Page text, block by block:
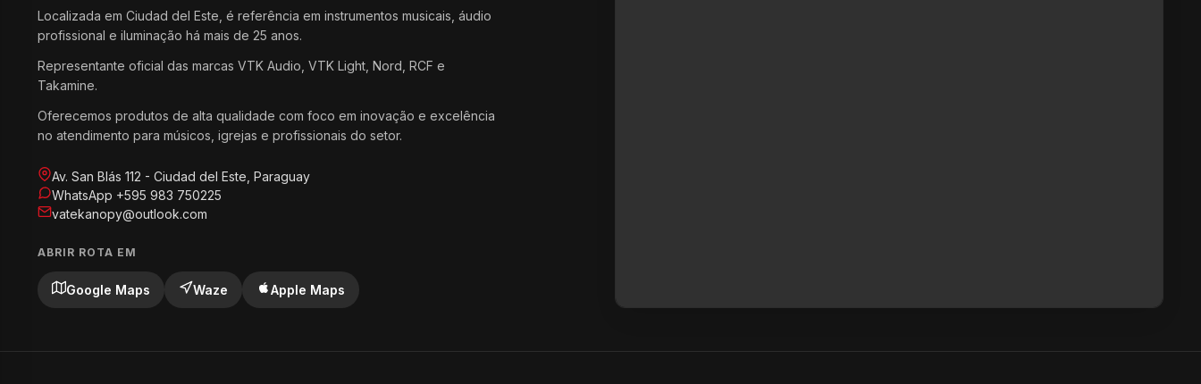
Localizada em Ciudad del Este, é referência em instrumentos musicais, áudio
profissional e iluminação há mais de 25 anos.
Representante oficial das marcas VTK Audio, VTK Light, Nord, RCF e
Takamine.
Oferecemos produtos de alta qualidade com foco em inovação e excelência
no atendimento para músicos, igrejas e profissionais do setor.
Av. San Blás 112 - Ciudad del Este, Paraguay
WhatsApp +595 983 750225
vatekanopy@outlook.com
ABRIR ROTA EM
Google Maps Waze Apple Maps